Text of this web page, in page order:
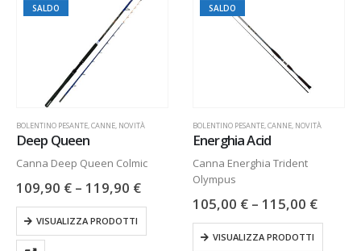
SALDO
BOLENTINO PESANTE,CANNE, NOVITÀ
Deep Queen
Canna Deep Queen Colmic
109,90 € – 119,90 €
VISUALIZZA PRODOTTI
SALDO
BOLENTINO PESANTE,CANNE, NOVITÀ
Energhia Acid
Canna Energhia Trident
Olympus
105,00 € – 115,00 €
VISUALIZZA PRODOTTI